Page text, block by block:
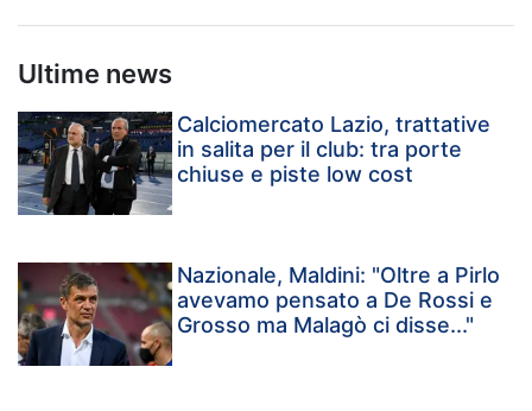
Ultime news
Calciomercato Lazio, trattative
in salita per il club: tra porte
chiuse e piste low cost
Nazionale, Maldini: "Oltre a Pirlo
avevamo pensato a De Rossi e
Grosso ma Malagò ci disse..."